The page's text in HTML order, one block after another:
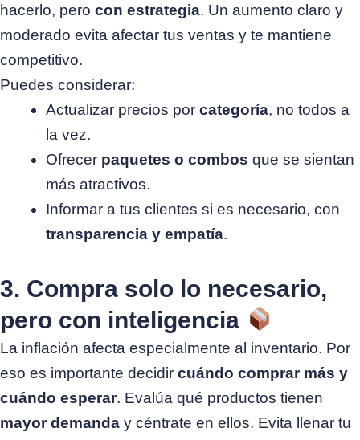
hacerlo, pero con estrategia. Un aumento claro y
moderado evita afectar tus ventas y te mantiene
competitivo.
Puedes considerar:
Actualizar precios por categoría, no todos a
la vez.
Ofrecer paquetes o combos que se sientan
más atractivos.
Informar a tus clientes si es necesario, con
transparencia y empatía.
3. Compra solo lo necesario,
pero con inteligencia
La inflación afecta especialmente al inventario. Por
eso es importante decidir cuándo comprar más y
cuándo esperar. Evalúa qué productos tienen
mayor demanda y céntrate en ellos. Evita llenar tu